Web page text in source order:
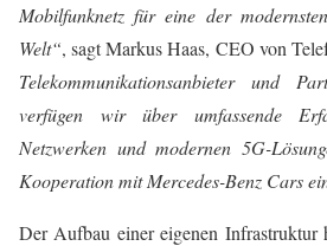
Mobilfunknetz für eine der
Welt“, sagt Markus Haas, CEO von
Telekommunikationsanbieter und
verfügen wir über umfassende
Netzwerken und modernen 5G-
Kooperation mit Mercedes-Benz Cars
Der Aufbau einer eigenen